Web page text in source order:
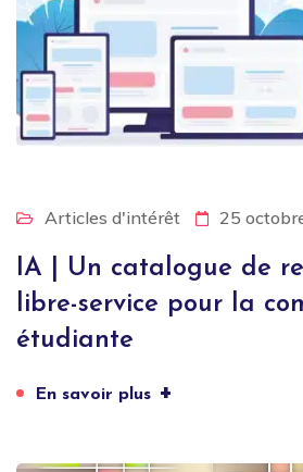
Articles d'intérêt 25
IA | Un catalogue de
libre-service pour la
étudiante
En savoir plus +